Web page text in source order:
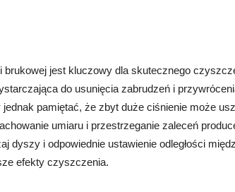
jest kluczowy dla skutecznego
do usunięcia zabrudzeń i
pamiętać, że zbyt duże ciśnienie może
umiaru i przestrzeganie zaleceń
dyszy i odpowiednie ustawienie odległości
efekty czyszczenia.